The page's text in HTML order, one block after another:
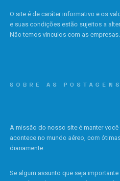
O site é de caráter informativo e os
e suas condições estão sujeitos a
Não temos vínculos com as empresas.
SOBRE AS POSTAGENS
A missão do nosso site é manter
acontece no mundo aéreo, com
diariamente.
Se algum assunto que seja